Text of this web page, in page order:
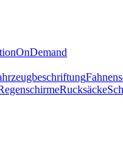
Rucksäcke